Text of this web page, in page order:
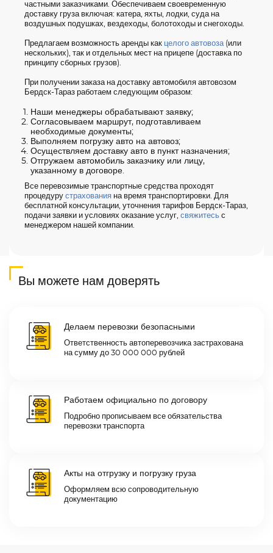
частными заказчиками. Обеспечиваем своевременную
доставку груза включая: катера, яхты, лодки, суда на
воздушных подушках, вездеходы, болотоходы и снегоходы.
Предлагаем возможность аренды как целого автовоза(или
нескольких), так и отдельных мест на прицепе (доставка по
принципу сборных грузов).
При получении заказа на доставку автомобиля автовозом
Бердск-Тараз работаем следующим образом:
Наши менеджеры обрабатывают заявку;
Согласовываем маршрут, подготавливаем
необходимые документы;
Выполняем погрузку авто на автовоз;
Осуществляем доставку авто в пункт назначения;
Отгружаем автомобиль заказчику или лицу,
указанному в договоре.
Все перевозимые транспортные средства проходят
процедуру страхования на время транспортировки. Для
бесплатной консультации, уточнения тарифов Бердск-Тараз,
подачи заявки и условиях оказание услуг, свяжитесь с
менеджером нашей компании.
Вы можете нам доверять
Делаем перевозки безопасными
Ответственность автоперевозчика застрахована
на сумму до 30 000 000 рублей
Работаем официально по договору
Подробно прописываем все обязательства
перевозки транспорта
Акты на отгрузку и погрузку груза
Оформляем всю сопроводительную
документацию